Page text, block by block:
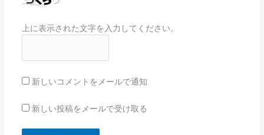
上に表示された文字を入力してください。
新しいコメントをメールで通知
新しい投稿をメールで受け取る